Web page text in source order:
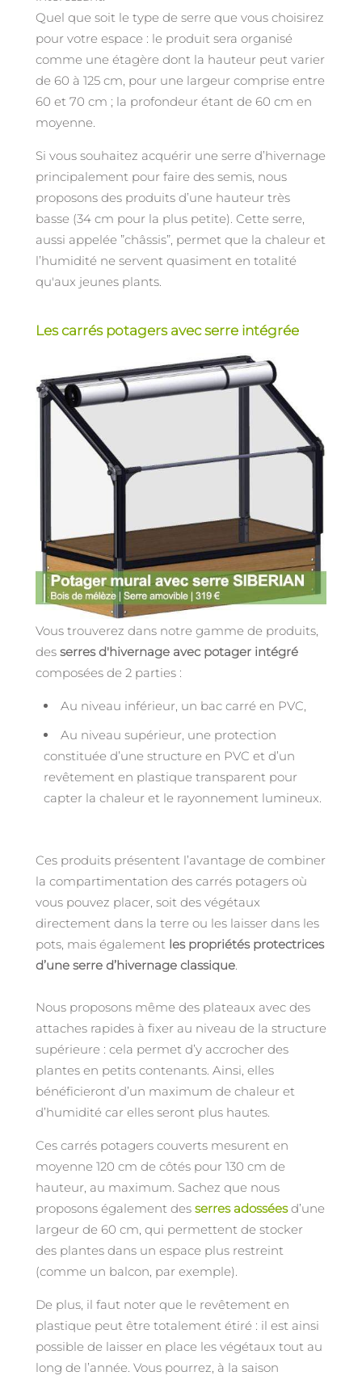
Quel que soit le type de serre que vous choisirez
pour votre espace : le produit sera organisé
comme une étagère dont la hauteur peut varier
de 60 à 125 cm, pour une largeur comprise entre
60 et 70 cm ; la profondeur étant de 60 cm en
moyenne.
Si vous souhaitez acquérir une serre d’hivernage
principalement pour faire des semis, nous
proposons des produits d’une hauteur très
basse (34 cm pour la plus petite). Cette serre,
aussi appelée ”châssis”, permet que la chaleur et
l’humidité ne servent quasiment en totalité
qu'aux jeunes plants.
Les carrés potagers avec serre intégrée
Vous trouverez dans notre gamme de produits,
des serres d'hivernage avec potager intégré
composées de 2 parties :
Au niveau inférieur, un bac carré en PVC,
Au niveau supérieur, une protection
constituée d’une structure en PVC et d’un
revêtement en plastique transparent pour
capter la chaleur et le rayonnement lumineux.
Ces produits présentent l’avantage de combiner
la compartimentation des carrés potagers où
vous pouvez placer, soit des végétaux
directement dans la terre ou les laisser dans les
pots, mais également les propriétés protectrices
d’une serre d’hivernage classique.
Nous proposons même des plateaux avec des
attaches rapides à fixer au niveau de la structure
supérieure : cela permet d’y accrocher des
plantes en petits contenants. Ainsi, elles
bénéficieront d’un maximum de chaleur et
d’humidité car elles seront plus hautes.
Ces carrés potagers couverts mesurent en
moyenne 120 cm de côtés pour 130 cm de
hauteur, au maximum. Sachez que nous
proposons également des serres adosséesd’une
largeur de 60 cm, qui permettent de stocker
des plantes dans un espace plus restreint
(comme un balcon, par exemple).
De plus, il faut noter que le revêtement en
plastique peut être totalement étiré : il est ainsi
possible de laisser en place les végétaux tout au
long de l’année. Vous pourrez, à la saison